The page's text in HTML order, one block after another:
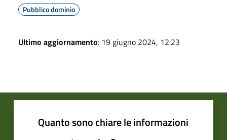
Pubblico dominio
Ultimo aggiornamento: 19 giugno 2024, 12:23
Quanto sono chiare le informazioni